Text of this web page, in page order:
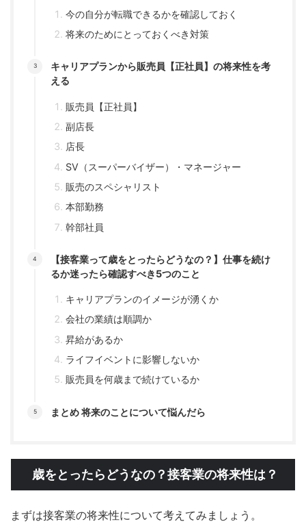
今の自分が転職できるかを確認しておく
将来のためにとっておくべき対策
キャリアプランから販売員【正社員】の将来性を考
える
販売員【正社員】
副店長
店長
SV（スーパーバイザー）・マネージャー
販売のスペシャリスト
本部勤務
幹部社員
【接客業って歳をとったらどうなの？】仕事を続け
るか迷ったら確認すべき5つのこと
キャリアプランのイメージが湧くか
会社の業績は順調か
昇給があるか
ライフイベントに影響しないか
販売員を何歳まで続けているか
まとめ 将来のことについて悩んだら
歳をとったらどうなの？接客業の将来性は？
まずは接客業の将来性について考えてみましょう。